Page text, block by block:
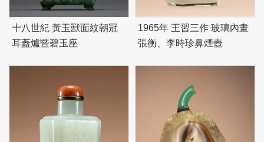
十八世紀 黃玉獸面紋朝冠
耳蓋爐暨碧玉座
1965年 王習三作 玻璃內畫
張衡、李時珍鼻煙壺